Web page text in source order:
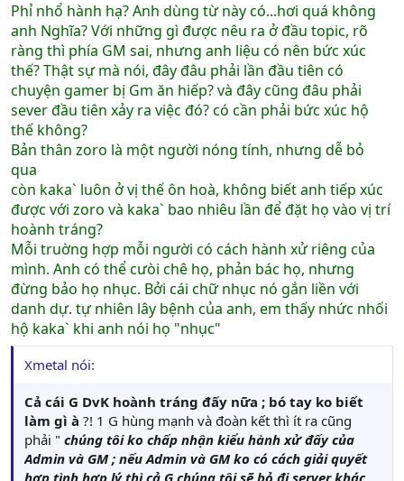
Phỉ nhổ hành hạ? Anh dùng từ này có...hơi quá không
anh Nghĩa? Với những gì được nêu ra ở đầu topic, rõ
ràng thì phía GM sai, nhưng anh liệu có nên bức xúc
thế? Thật sự mà nói, đây đâu phải lần đầu tiên có
chuyện gamer bị Gm ăn hiếp? và đây cũng đâu phải
sever đầu tiên xảy ra việc đó? có cần phải bức xúc hộ
thế không?
Bản thân zoro là một người nóng tính, nhưng dễ bỏ
qua
còn kaka` luôn ở vị thế ôn hoà, không biết anh tiếp xúc
được với zoro và kaka` bao nhiêu lần để đặt họ vào vị trí
hoành tráng?
Mỗi truờng hợp mỗi người có cách hành xử riêng của
mình. Anh có thể cưòi chê họ, phản bác họ, nhưng
đừng bảo họ nhục. Bởi cái chữ nhục nó gắn liền với
danh dự. tự nhiên lây bệnh của anh, em thấy nhức nhối
hộ kaka` khi anh nói họ "nhục"
Xmetal nói:
Cả cái G DvK hoành tráng đấy nữa ; bó tay ko biết
làm gì à ?! 1 G hùng mạnh và đoàn kết thì ít ra cũng
phải " chúng tôi ko chấp nhận kiểu hành xử đấy của
Admin và GM ; nếu Admin và GM ko có cách giải quyết
hợp tình hợp lý thì cả G chúng tôi sẽ bỏ đi server khác ,